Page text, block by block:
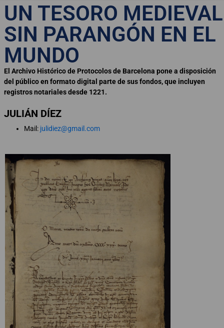
UN TESORO MEDIEVAL
SIN PARANGÓN EN EL
MUNDO
El Archivo Histórico de Protocolos de Barcelona pone a disposición
del público en formato digital parte de sus fondos, que incluyen
registros notariales desde 1221.
JULIÁN DÍEZ
Mail: julidiez@gmail.com